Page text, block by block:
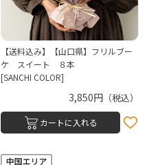
【送料込み】【山口県】フリルブー
ケ スイート ８本
[SANCHI COLOR]
3,850円 （税込）
カートに入れる